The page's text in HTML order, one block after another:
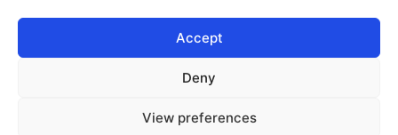
Accept
Deny
View preferences
Ik wil adverteren
© 2026 Risk & Business
| Design & Development door